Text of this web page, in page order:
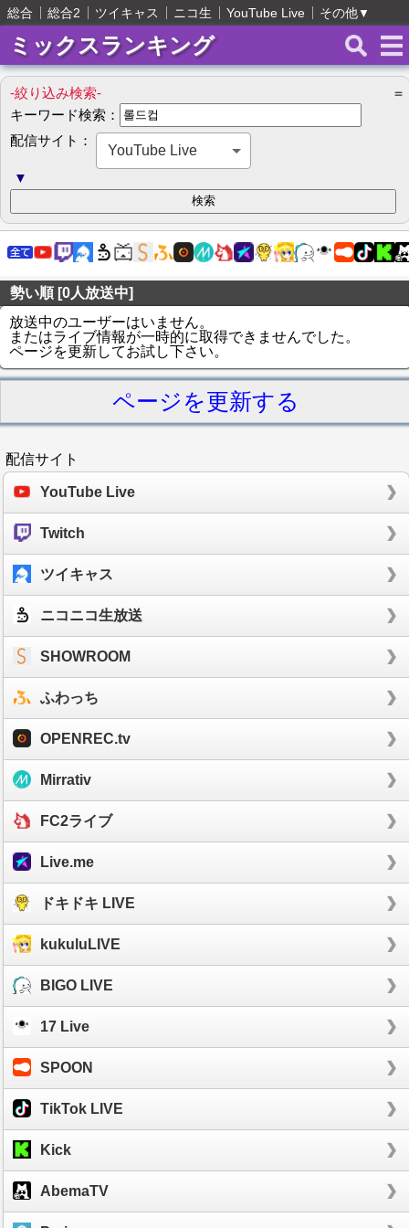
総合 総合2 ツイキャス ニコ生 YouTube Live その他▼
ミックスランキング
-絞り込み検索-
＝
キーワード検索：
配信サイト：
YouTube Live
▼
勢い順 [0人放送中]
放送中のユーザーはいません。
またはライブ情報が一時的に取得できませんでした。
ページを更新してお試し下さい。
ページを更新する
配信サイト
YouTube Live
Twitch
ツイキャス
ニコニコ生放送
SHOWROOM
ふわっち
OPENREC.tv
Mirrativ
FC2ライブ
Live.me
ドキドキ LIVE
kukuluLIVE
BIGO LIVE
17 Live
SPOON
TikTok LIVE
Kick
AbemaTV